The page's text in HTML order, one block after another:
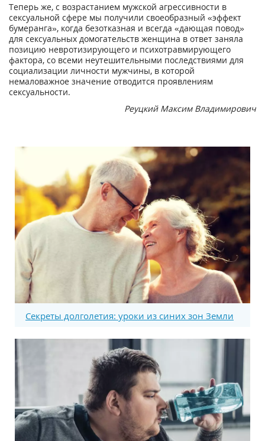
Теперь же, с возрастанием мужской агрессивности в
сексуальной сфере мы получили своеобразный «эффект
бумеранга», когда безотказная и всегда «дающая повод»
для сексуальных домогательств женщина в ответ заняла
позицию невротизирующего и психотравмирующего
фактора, со всеми неутешительными последствиями для
социализации личности мужчины, в которой
немаловажное значение отводится проявлениям
сексуальности.
Реуцкий Максим Владимирович
Секреты долголетия: уроки из синих зон Земли